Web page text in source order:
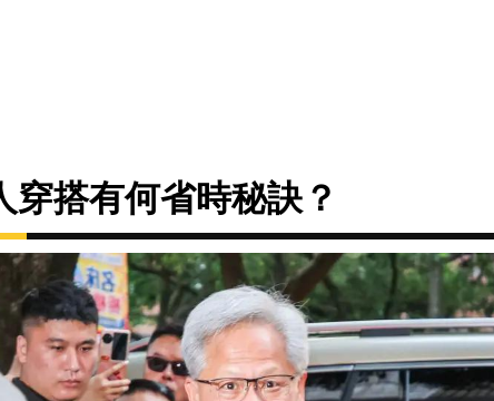
穿搭有何省時秘訣？